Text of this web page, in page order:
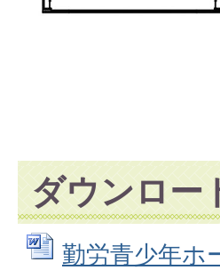
ダウンロー
勤労青少年ホ